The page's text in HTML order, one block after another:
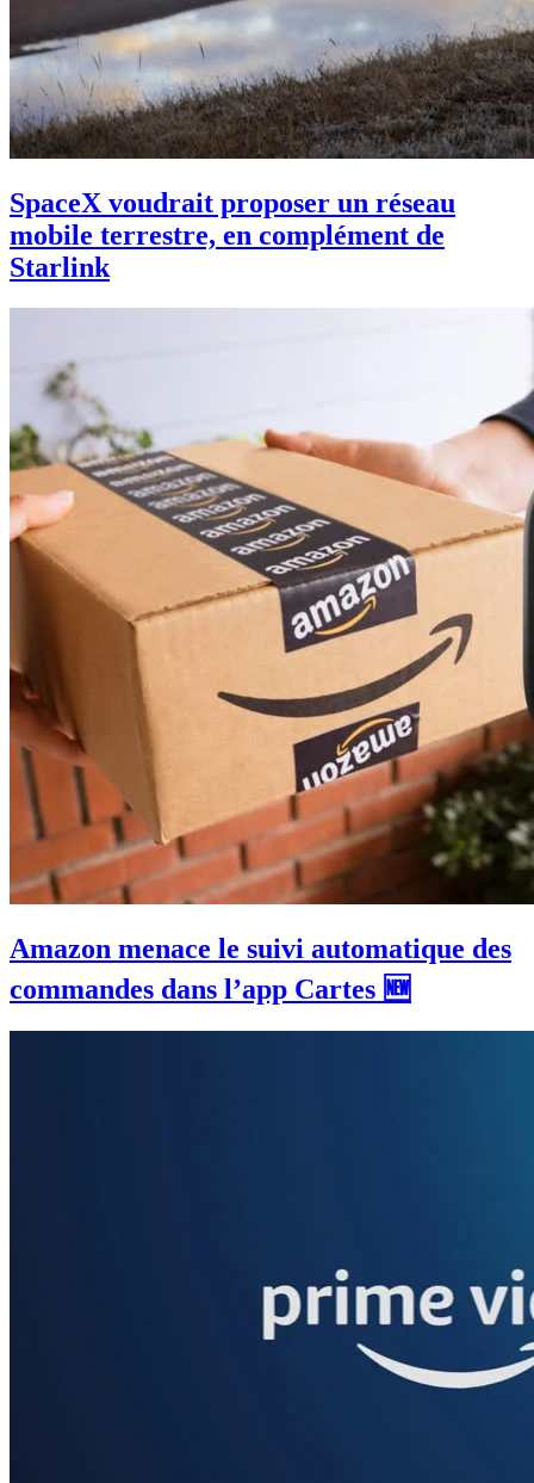
SpaceX voudrait proposer un réseau
mobile terrestre, en complément de
Starlink
Amazon menace le suivi automatique des
commandes dans l’app Cartes 🆕